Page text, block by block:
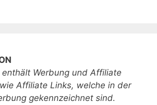
enthält Werbung und Affiliate
Affiliate Links, welche in der
gekennzeichnet sind.